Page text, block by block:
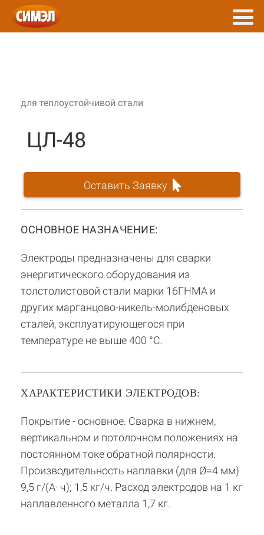
для теплоустойчивой стали
ЦЛ-48
Оставить Заявку
ОСНОВНОЕ НАЗНАЧЕНИЕ:
Электроды предназначены для сварки
энергитического оборудования из
толстолистовой стали марки 16ГНМА и
других марганцово-никель-молибденовых
сталей, эксплуатирующегося при
температуре не выше 400 °С.
ХАРАКТЕРИСТИКИ ЭЛЕКТРОДОВ:
Покрытие - основное. Сварка в нижнем,
вертикальном и потолочном положениях на
постоянном токе обратной полярности.
Производительность наплавки (для Ø=4 мм)
9,5 г/(А· ч); 1,5 кг/ч. Расход электродов на 1 кг
наплавленного металла 1,7 кг.